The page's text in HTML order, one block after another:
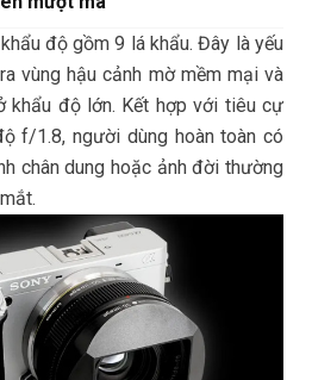
độ gồm 9 lá khẩu. Đây là yếu
vùng hậu cảnh mờ mềm mại và
khẩu độ lớn. Kết hợp với tiêu cự
f/1.8, người dùng hoàn toàn có
chân dung hoặc ảnh đời thường